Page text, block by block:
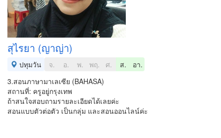
สุไรยา (ญาญ่า)
ปทุมวัน จ. อ. พ. พฤ. ศ. ส.
อา.
3.สอนภาษามาเลเซีย (BAHASA)
สถานที่: ครูอยู่กรุงเทพ
ถ้าสนใจสอบถามรายละเอียดได้เลยค่ะ
สอนแบบตัวต่อตัว เป็นกลุ่ม และสอนออนไลน์ค่ะ